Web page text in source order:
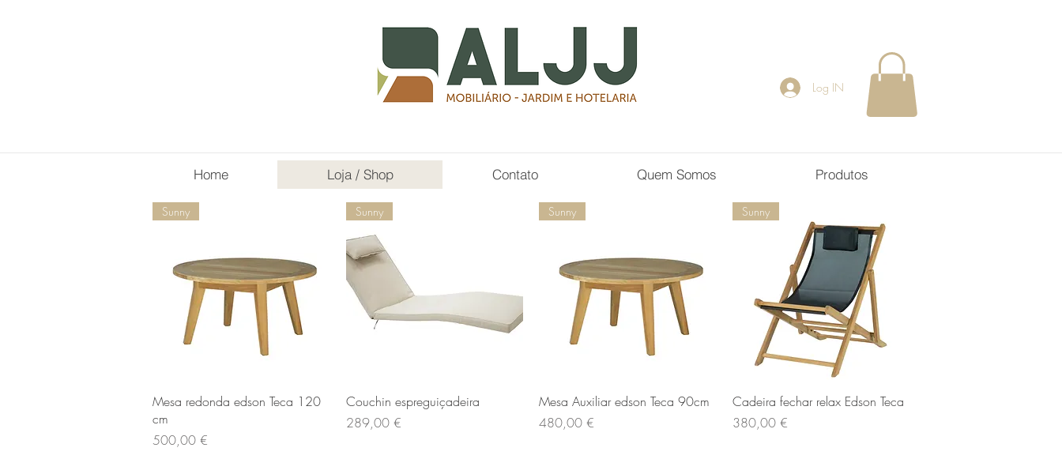
Log IN
Home Loja / Shop Contato Quem Somos Produtos
Aperçu rapide
Sunny
Mesa redonda edson Teca 120
cm
Prix
500,00 €
Aperçu rapide
Sunny
Couchin espreguiçadeira
Prix
289,00 €
Aperçu rapide
Sunny
Mesa Auxiliar edson Teca 90cm
Prix
480,00 €
Aperçu rapide
Sunny
Cadeira fechar relax Edson Teca
Prix
380,00 €